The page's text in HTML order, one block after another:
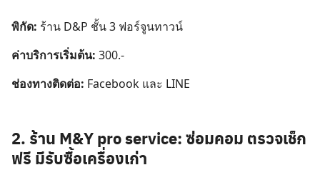
พิกัด: ร้าน D&P ชั้น 3 ฟอร์จูนทาวน์
ค่าบริการเริ่มต้น: 300.-
ช่องทางติดต่อ: Facebook และ LINE
2. ร้าน M&Y pro service: ซ่อมคอม ตรวจเช็ก
ฟรี มีรับซื้อเครื่องเก่า